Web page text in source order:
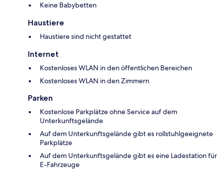
Keine Babybetten
Haustiere
Haustiere sind nicht gestattet
Internet
Kostenloses WLAN in den öffentlichen Bereichen
Kostenloses WLAN in den Zimmern
Parken
Kostenlose Parkplätze ohne Service auf dem
Unterkunftsgelände
Auf dem Unterkunftsgelände gibt es rollstuhlgeeignete
Parkplätze
Auf dem Unterkunftsgelände gibt es eine Ladestation für
E-Fahrzeuge